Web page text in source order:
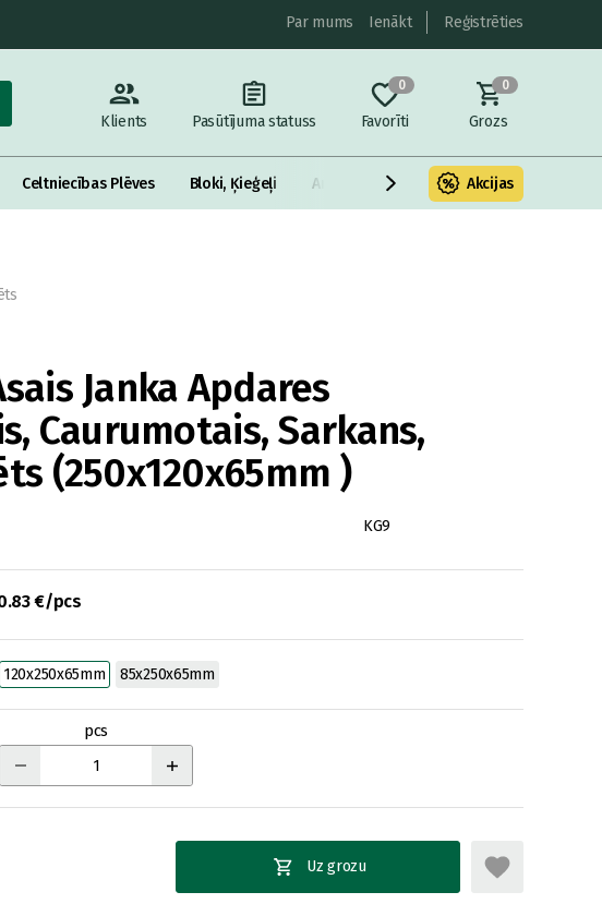
Par mums Ienākt Reģistrēties
Klients
Pasūtījuma statuss
0
Favorīti
0
Grozs
Celtniecības Plēves Bloki, Ķieģeļi Armatūra un metāls Fasādes
Akcijas
Janka Apdares
Caurumotais, Sarkans,
(250x120x65mm )
KG9
€/pcs
120x250x65mm 85x250x65mm
pcs
Uz grozu